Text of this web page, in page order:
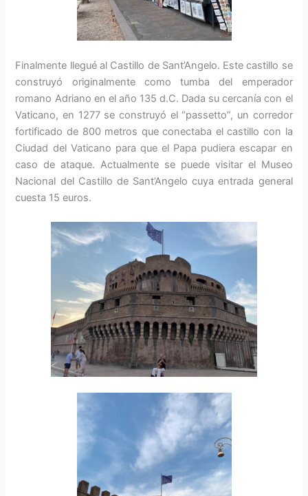
Finalmente llegué al Castillo de Sant’Angelo. Este castillo se
construyó originalmente como tumba del emperador
romano Adriano en el año 135 d.C. Dada su cercanía con el
Vaticano, en 1277 se construyó el “passetto”, un corredor
fortificado de 800 metros que conectaba el castillo con la
Ciudad del Vaticano para que el Papa pudiera escapar en
caso de ataque. Actualmente se puede visitar el Museo
Nacional del Castillo de Sant’Angelo cuya entrada general
cuesta 15 euros.